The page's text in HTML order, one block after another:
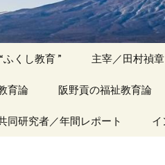
ふくし教育 ” 主宰／田村禎
育論 阪野貢の福祉教育論
アーカイブ（１）
同研究者／年間レポート イ